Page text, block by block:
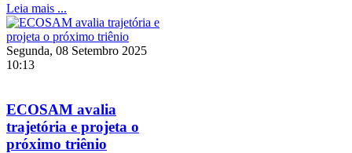
Leia mais ...
Segunda, 08 Setembro 2025
10:13
ECOSAM avalia
trajetória e projeta o
próximo triênio